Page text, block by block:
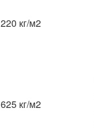
220 кг/м2
625 кг/м2